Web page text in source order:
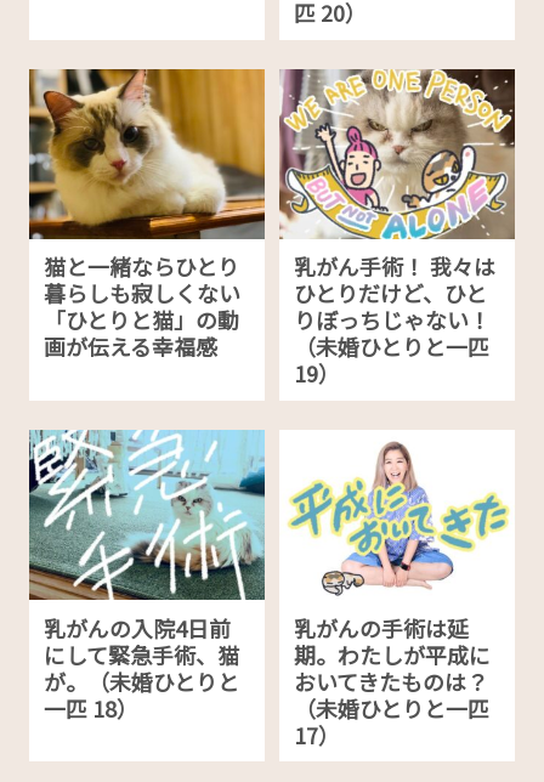
匹 20）
猫と一緒ならひとり
暮らしも寂しくない
「ひとりと猫」の動
画が伝える幸福感
乳がん手術！ 我々は
ひとりだけど、ひと
りぼっちじゃない！
（未婚ひとりと一匹
19）
乳がんの入院4日前
にして緊急手術、猫
が。（未婚ひとりと
一匹 18）
乳がんの手術は延
期。わたしが平成に
おいてきたものは？
（未婚ひとりと一匹
17）